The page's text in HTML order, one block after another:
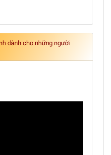
dành cho những người